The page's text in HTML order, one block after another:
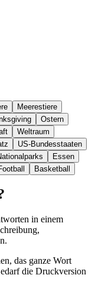
Meerestiere
Ostern
Weltraum
US-Bundesstaaten
Essen
Basketball
in einem
das ganze Wort
die Druckversion